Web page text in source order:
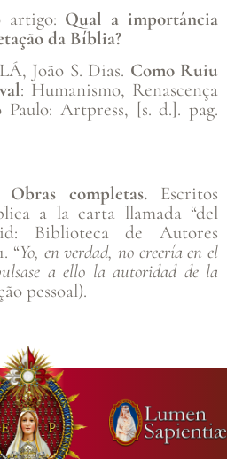
artigo: Qual a importância
da Bíblia?
João S. Dias. Como Ruiu
: Humanismo, Renascença
Paulo: Artpress, [s. d.]. pag.
Obras completas. Escritos
a la carta llamada “del
Biblioteca de Autores
“Yo, en verdad, no creería en el
a ello la autoridad de la
pessoal).